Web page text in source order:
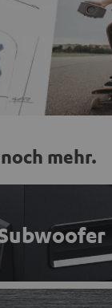
mehr.